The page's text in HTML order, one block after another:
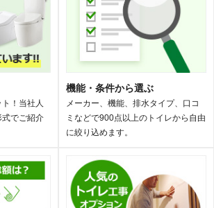
！当社人
でご紹介
機能・条件から選ぶ
メーカー、機能、排水タイプ、口コ
ミなどで900点以上のトイレから自由
に絞り込めます。